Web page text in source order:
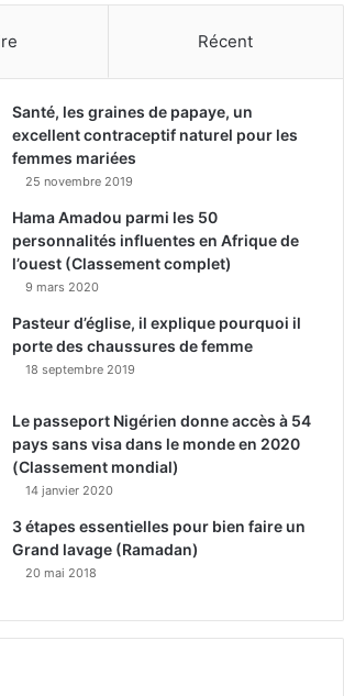
Récent
Santé, les graines de papaye, un
excellent contraceptif naturel pour les
femmes mariées
25 novembre 2019
Hama Amadou parmi les 50
personnalités influentes en Afrique de
l’ouest (Classement complet)
9 mars 2020
Pasteur d’église, il explique pourquoi il
porte des chaussures de femme
18 septembre 2019
Le passeport Nigérien donne accès à 54
pays sans visa dans le monde en 2020
(Classement mondial)
14 janvier 2020
3 étapes essentielles pour bien faire un
Grand lavage (Ramadan)
20 mai 2018